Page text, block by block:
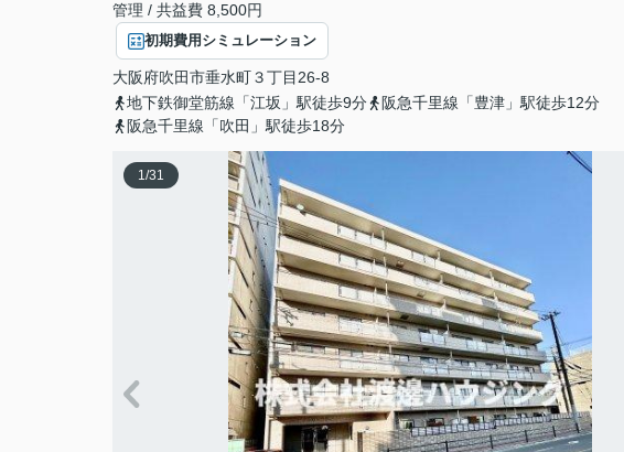
管理 / 共益費 8,500円
初期費用シミュレーション
大阪府吹田市垂水町３丁目26-8
地下鉄御堂筋線「江坂」駅徒歩9分
阪急千里線「豊津」駅徒歩12分
阪急千里線「吹田」駅徒歩18分
1/31